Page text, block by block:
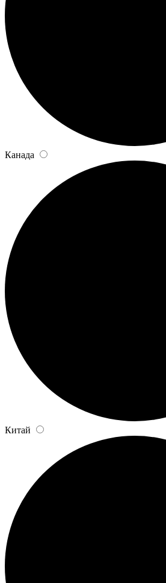
Канада
Китай